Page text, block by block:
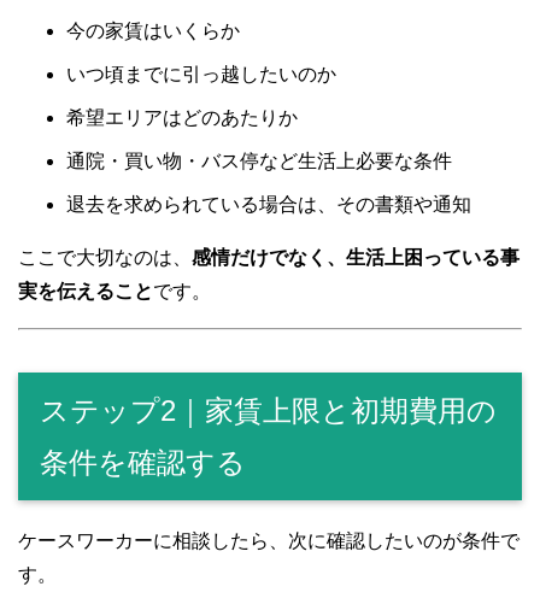
今の家賃はいくらか
いつ頃までに引っ越したいのか
希望エリアはどのあたりか
通院・買い物・バス停など生活上必要な条件
退去を求められている場合は、その書類や通知
ここで大切なのは、 感情だけでなく、生活上困っている事
実を伝えることです。
ステップ2｜家賃上限と初期費用の
条件を確認する
ケースワーカーに相談したら、次に確認したいのが条件で
す。